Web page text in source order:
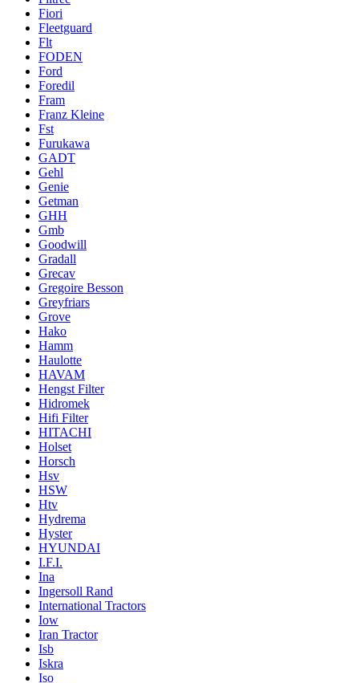
Fiori
Fleetguard
Flt
FODEN
Ford
Foredil
Fram
Franz Kleine
Fst
Furukawa
GADT
Gehl
Genie
Getman
GHH
Gmb
Goodwill
Gradall
Grecav
Gregoire Besson
Greyfriars
Grove
Hako
Hamm
Haulotte
HAVAM
Hengst Filter
Hidromek
Hifi Filter
HITACHI
Holset
Horsch
Hsv
HSW
Htv
Hydrema
Hyster
HYUNDAI
I.F.I.
Ina
Ingersoll Rand
International Tractors
Iow
Iran Tractor
Isb
Iskra
Iso